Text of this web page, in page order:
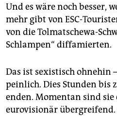
Und es wäre noch besser,
mehr gibt von ESC-
von die Tolmatschewa-
Schlampen“ diffamierten.
Das ist sexistisch ohnehin
peinlich. Dies Stunden bis
enden. Momentan sind sie
eurovisionär